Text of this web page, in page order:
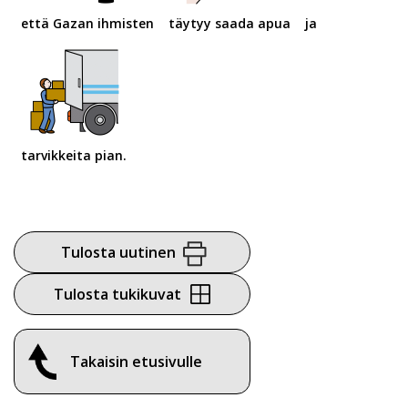
että Gazan ihmisten täytyy saada apua ja
tarvikkeita pian.
Tulosta uutinen
Tulosta tukikuvat
Takaisin etusivulle